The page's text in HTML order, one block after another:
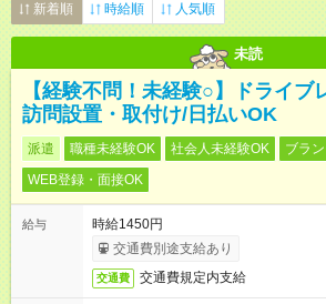
新着順 時給順 人気順
未読
【経験不問！未経験○】ドライブ
訪問設置・取付け/日払いOK
派遣 職種未経験OK 社会人未経験OK
ブラ
WEB登録・面接OK
給与
時給1450円
交通費別途支給あり
交通費 交通費規定内支給